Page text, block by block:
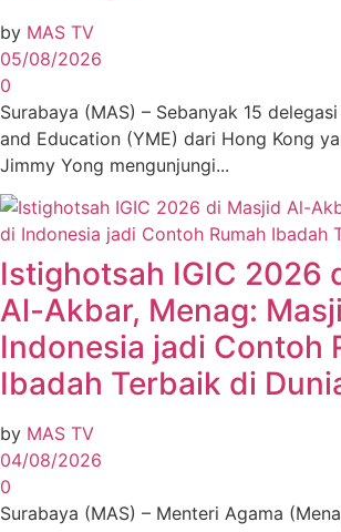
by MAS TV
05/08/2026
0
Surabaya (MAS) – Sebanyak 15
and Education (YME) dari Hong Kong
Jimmy Yong mengunjungi...
Istighotsah IGIC 2026
Al-Akbar, Menag:
Indonesia jadi Contoh
Ibadah Terbaik di
by MAS TV
04/08/2026
0
Surabaya (MAS) – Menteri Agama